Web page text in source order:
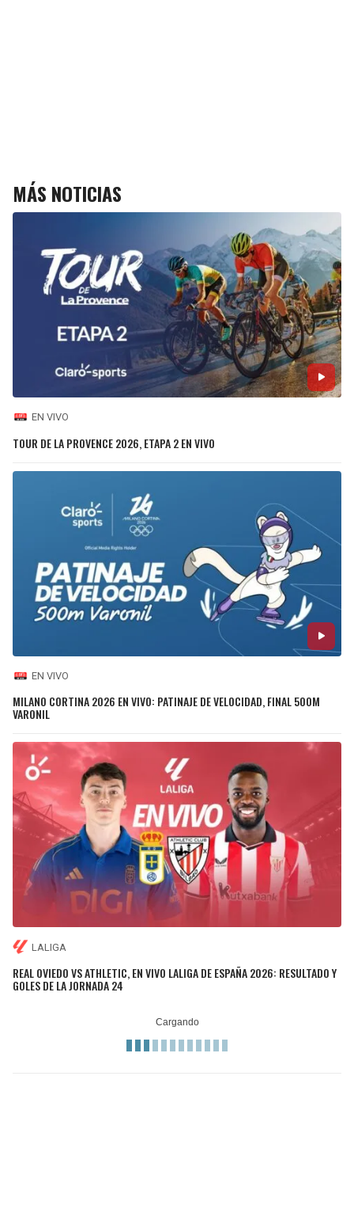
MÁS NOTICIAS
EN VIVO
TOUR DE LA PROVENCE 2026, ETAPA 2 EN VIVO
EN VIVO
MILANO CORTINA 2026 EN VIVO: PATINAJE DE VELOCIDAD, FINAL 500M
VARONIL
LALIGA
REAL OVIEDO VS ATHLETIC, EN VIVO LALIGA DE ESPAÑA 2026: RESULTADO Y
GOLES DE LA JORNADA 24